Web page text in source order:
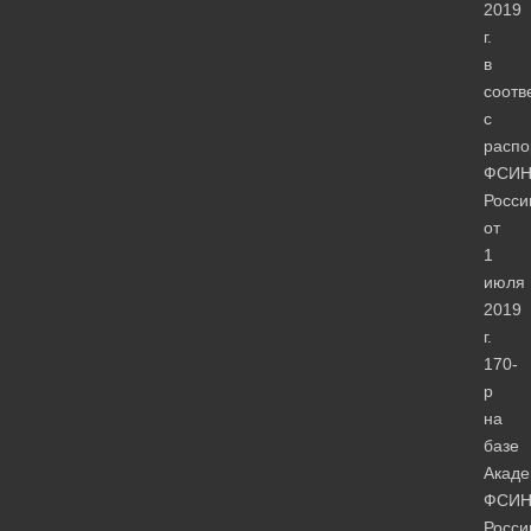
2019
г.
в
с
ФСИН
от
1
июля
2019
г.
170-
р
на
базе
ФСИН